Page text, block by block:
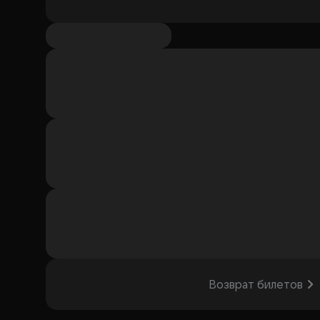
Возврат билетов